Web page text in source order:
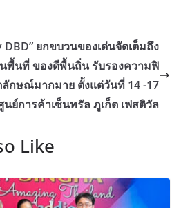
DBD” ยกขบวนของเด่นจัดเต็มถึง
พื้นที่ ของดีพื้นถิ่น รับรองความฟิ
กษณ์มากมาย ตั้งแต่วันที่ 14 -17
นย์การค้าเซ็นทรัล ภูเก็ต เฟสติวัล
Like